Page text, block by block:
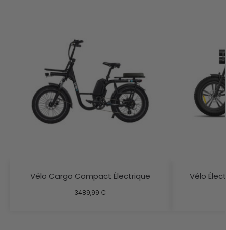
Vélo Cargo Compact Électrique
3489,99 €
Vélo